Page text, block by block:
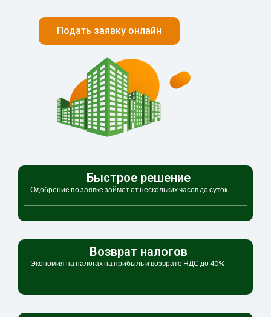
Подать заявку онлайн
Быстрое решение
Одобрение по заявке займет от нескольких часов до суток.
Возврат налогов
Экономия на налогах на прибыль и возврате НДС до 40%